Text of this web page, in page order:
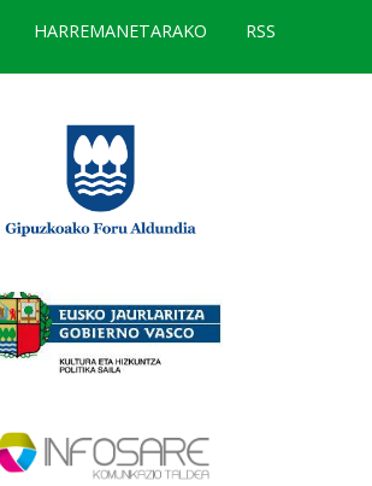
HARREMANETARAKO RSS